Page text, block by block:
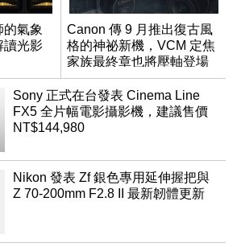
的氣象
讀光影
Canon 傳 9 月推出復古風
格的神祕新機，VCM 定焦
家族最終章也將壓軸登場
Sony 正式在台發表 Cinema Line
FX5 全片幅電影攝影機，建議售價
NT$144,980
Nikon 發表 Zf 銀色專用延伸握把與
Z 70-200mm F2.8 II 最新韌體更新